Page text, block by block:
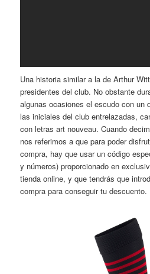
Una historia similar a la de Arthur
presidentes del club. No obstante
algunas ocasiones el escudo con un
las iniciales del club entrelazadas,
con letras art nouveau. Cuando
nos referimos a que para poder
compra, hay que usar un código
y números) proporcionado en
tienda online, y que tendrás que
compra para conseguir tu descuento.